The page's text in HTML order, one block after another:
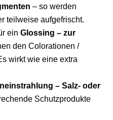
– so werden
teilweise aufgefrischt.
einGlossing – zur
den Colorationen /
wirkt wie eine extra
– Salz- oder
Schutzprodukte